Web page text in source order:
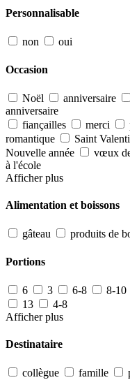
Personnalisable
non oui
Occasion
Noël anniversaire
anniversaire
fiançailles
merci
romantique
Saint
Nouvelle année
vœux
à l'école
Afficher plus
Alimentation et boissons
gâteau produits de
Portions
6 3 6-8 8-10
13
4-8
Afficher plus
Destinataire
collègue famille